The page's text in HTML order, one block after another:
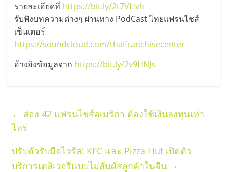
รายละเอียดที่ https://bit.ly/2t7VHvh
รับฟังบทความต่างๆ ผ่านทาง PodCast ไทยแฟรนไชส์
เซ็นเตอร์
https://soundcloud.com/thaifranchisecenter
อ้างอิงข้อมูลจาก https://bit.ly/2v9HNJs
← ส่อง 42 แฟรนไชส์อเมริกา ต้องใช้เงินลงทุนเท่า
ไหร่
ปรับตัวรับมือไวรัส! KFC และ Pizza Hut เปิดตัว
บริการเดลิเวอรี่แบบไม่สัมผัสลูกค้าในจีน →